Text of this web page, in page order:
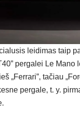
leidimas taip
pergalei Le
„Ferrari”, tačiau
pergale, t. y.